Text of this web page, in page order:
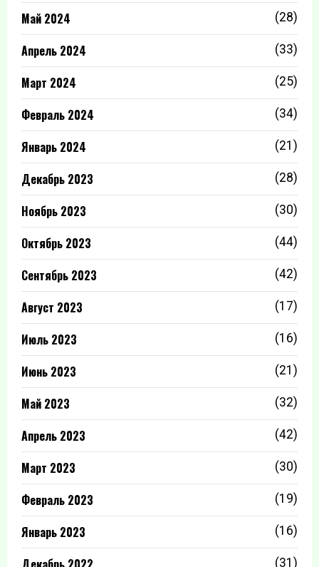
Май 2024 (28)
Апрель 2024 (33)
Март 2024 (25)
Февраль 2024 (34)
Январь 2024 (21)
Декабрь 2023 (28)
Ноябрь 2023 (30)
Октябрь 2023 (44)
Сентябрь 2023 (42)
Август 2023 (17)
Июль 2023 (16)
Июнь 2023 (21)
Май 2023 (32)
Апрель 2023 (42)
Март 2023 (30)
Февраль 2023 (19)
Январь 2023 (16)
(31)